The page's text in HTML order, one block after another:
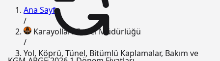
Ana Sayfa
/
Karayolları Genel Müdürlüğü
/
Yol, Köprü, Tünel, Bitümlü Kaplamalar, Bakım ve